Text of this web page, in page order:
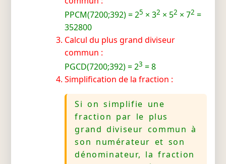
PPCM(7200;392) = 25 × 32 × 52 × 72 =
352800
Calcul du plus grand diviseur
commun :
PGCD(7200;392) = 23 = 8
Simplification de la fraction :
Si on simplifie une
fraction par le plus
grand diviseur commun à
son numérateur et son
dénominateur, la fraction